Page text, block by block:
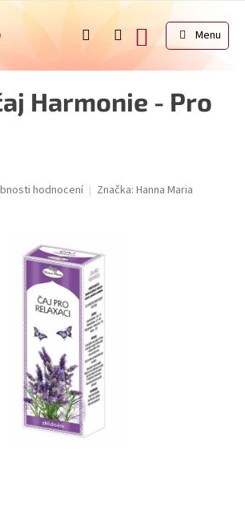
NÁKUPNÍ
KOŠÍK
Harmonie - Pro
hodnocení Značka: Hanna Maria